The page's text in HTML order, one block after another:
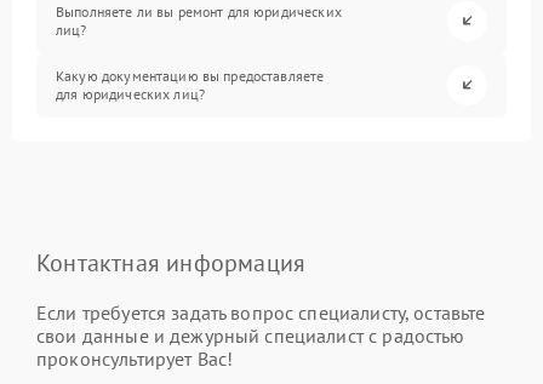
Выполняете ли вы ремонт для юридических
лиц?
Какую документацию вы предоставляете
для юридических лиц?
Контактная информация
Если требуется задать вопрос специалисту, оставьте
свои данные и дежурный специалист с радостью
проконсультирует Вас!